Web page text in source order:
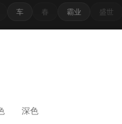
车 春 霸业 盛世
深色